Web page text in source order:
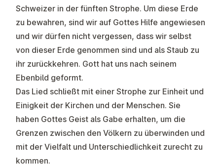
Schweizer in der fünften Strophe. Um diese Erde
zu bewahren, sind wir auf Gottes Hilfe angewiesen
und wir dürfen nicht vergessen, dass wir selbst
von dieser Erde genommen sind und als Staub zu
ihr zurückkehren. Gott hat uns nach seinem
Ebenbild geformt.
Das Lied schließt mit einer Strophe zur Einheit und
Einigkeit der Kirchen und der Menschen. Sie
haben Gottes Geist als Gabe erhalten, um die
Grenzen zwischen den Völkern zu überwinden und
mit der Vielfalt und Unterschiedlichkeit zurecht zu
kommen.